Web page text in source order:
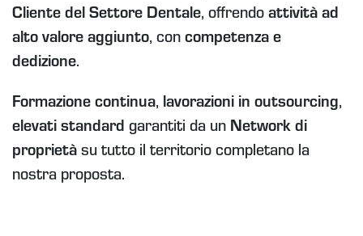
Cliente del Settore Dentale, offrendo attività ad
alto valore aggiunto, con competenza e
dedizione.
Formazione continua, lavorazioni in outsourcing,
elevati standard garantiti da un Network di
proprietà su tutto il territorio completano la
nostra proposta.